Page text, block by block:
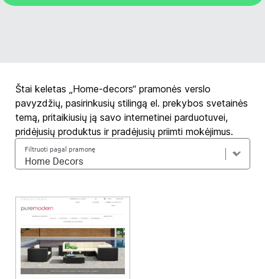
Štai keletas „Home-decors“ pramonės verslo
pavyzdžių, pasirinkusių stilingą el. prekybos svetainės
temą, pritaikiusių ją savo internetinei parduotuvei,
pridėjusių produktus ir pradėjusių priimti mokėjimus.
Filtruoti pagal pramonę